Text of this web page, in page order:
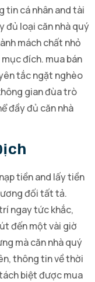
tin cá nhân and tài
đủ loại căn nhà quý
mách chất nhỏ
đích. mua bán
tắc ngặt nghèo
gian đùa trò
đầy đủ căn nhà
tiền and lấy tiền
đối tất tả.
ngay tức khắc,
đến một vài giờ
mà căn nhà quý
thông tin về thời
biệt được mua